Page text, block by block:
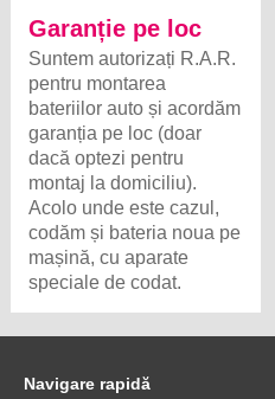
Garanție pe loc
Suntem autorizați R.A.R.
pentru montarea
bateriilor auto și acordăm
garanția pe loc (doar
dacă optezi pentru
montaj la domiciliu).
Acolo unde este cazul,
codăm și bateria noua pe
mașină, cu aparate
speciale de codat.
Navigare rapidă